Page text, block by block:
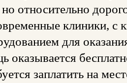
но относительно
клиники,
для
оказывается
заплатить на